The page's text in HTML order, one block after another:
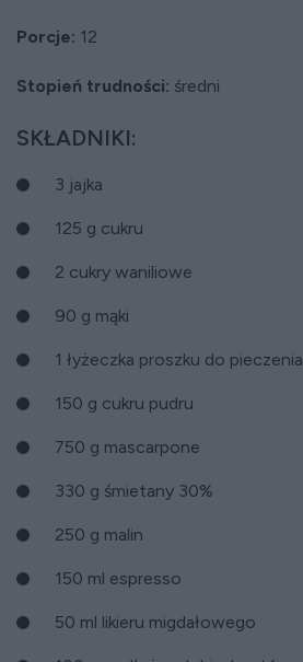
Porcje: 12
Stopień trudności: średni
SKŁADNIKI:
3 jajka
125 g cukru
2 cukry waniliowe
90 g mąki
1 łyżeczka proszku do pieczenia
150 g cukru pudru
750 g mascarpone
330 g śmietany 30%
250 g malin
150 ml espresso
50 ml likieru migdałowego